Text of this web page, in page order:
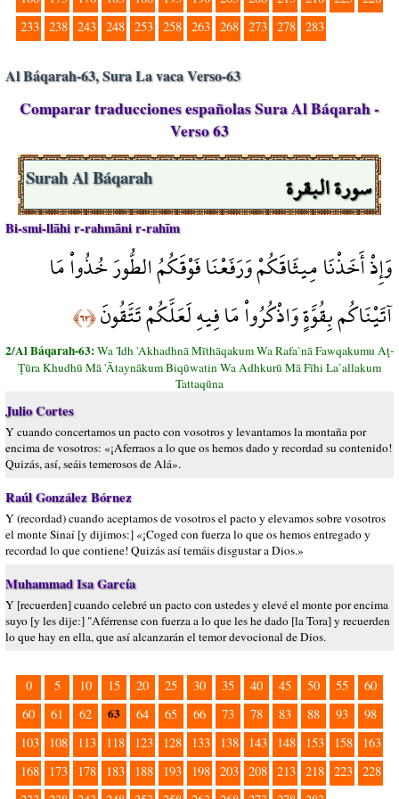
233 238 243 248 253 258 263 268 273 278 283
Al Báqarah-63, Sura La vaca Verso-63
Comparar traducciones españolas Sura Al Báqarah -
Verso 63
سورة البقرة Surah Al Báqarah
Bi-smi-llāhi r-rahmāni r-rahīm
وَإِذْ أَخَذْنَا مِيثَاقَكُمْ وَرَفَعْنَا فَوْقَكُمُ الطُّورَ خُذُواْ مَا
آتَيْنَاكُم بِقُوَّةٍ وَاذْكُرُواْ مَا فِيهِ لَعَلَّكُمْ تَتَّقُونَ﴿٦٣﴾
2/Al Báqarah-63:Wa 'Idh 'Akhadhnā Mīthāqakum Wa Rafa`nā Fawqakumu Aţ-
Ţūra Khudhū Mā 'Ātaynākum Biqūwatin Wa Adhkurū Mā Fīhi La`allakum
Tattaqūna
Julio Cortes
Y cuando concertamos un pacto con vosotros y levantamos la montaña por
encima de vosotros: «¡Aferraos a lo que os hemos dado y recordad su contenido!
Quizás, así, seáis temerosos de Alá».
Raúl González Bórnez
Y (recordad) cuando aceptamos de vosotros el pacto y elevamos sobre vosotros
el monte Sinaí [y dijimos:] «¡Coged con fuerza lo que os hemos entregado y
recordad lo que contiene! Quizás así temáis disgustar a Dios.»
Muhammad Isa García
Y [recuerden] cuando celebré un pacto con ustedes y elevé el monte por encima
suyo [y les dije:] "Aférrense con fuerza a lo que les he dado [la Tora] y recuerden
lo que hay en ella, que así alcanzarán el temor devocional de Dios.
0 5 10 15 20 25 30 35 40 45 50 55
60
60
61 62 63 64 65 66 73 78 83 88 93
98
103
108 113 118 123 128 133 138 143 148 153 158
163
168
173 178 183 188 193 198 203 208 213 218 223 228